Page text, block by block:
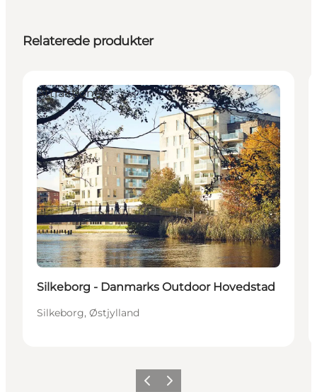
Relaterede produkter
Attraktioner
Silkeborg - Danmarks Outdoor Hovedstad
Silkeborg, Østjylland
ForrigeNæste